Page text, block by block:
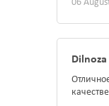
06
Dilnoza